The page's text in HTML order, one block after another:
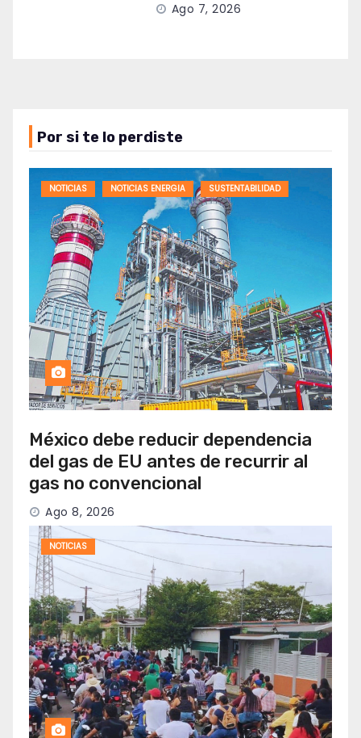
Ago 7, 2026
Por si te lo perdiste
NOTICIAS NOTICIAS ENERGIA SUSTENTABILIDAD
México debe reducir dependencia
del gas de EU antes de recurrir al
gas no convencional
Ago 8, 2026
NOTICIAS